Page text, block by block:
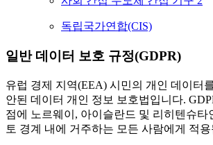
독립국가연합(CIS)
일반 데이터 보호 규정(GDPR)
유럽 경제 지역(EEA) 시민의 개인 데이터
안된 데이터 개인 정보 보호법입니다.
점에 노르웨이, 아이슬란드 및 리히텐슈타
토 경계 내에 거주하는 모든 사람에게 적